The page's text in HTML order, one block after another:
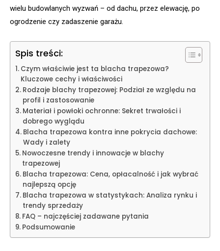
wielu budowlanych wyzwań – od dachu, przez elewację, po
ogrodzenie czy zadaszenie garażu.
Spis treści:
Czym właściwie jest ta blacha trapezowa?
Kluczowe cechy i właściwości
Rodzaje blachy trapezowej: Podział ze względu na
profil i zastosowanie
Materiał i powłoki ochronne: Sekret trwałości i
dobrego wyglądu
Blacha trapezowa kontra inne pokrycia dachowe:
Wady i zalety
Nowoczesne trendy i innowacje w blachy
trapezowej
Blacha trapezowa: Cena, opłacalność i jak wybrać
najlepszą opcję
Blacha trapezowa w statystykach: Analiza rynku i
trendy sprzedaży
FAQ – najczęściej zadawane pytania
Podsumowanie